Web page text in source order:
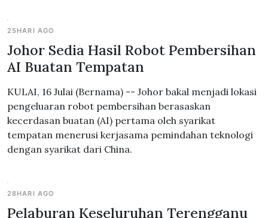
25HARI AGO
Johor Sedia Hasil Robot Pembersihan
AI Buatan Tempatan
KULAI, 16 Julai (Bernama) -- Johor bakal menjadi lokasi
pengeluaran robot pembersihan berasaskan
kecerdasan buatan (AI) pertama oleh syarikat
tempatan menerusi kerjasama pemindahan teknologi
dengan syarikat dari China.
28HARI AGO
Pelaburan Keseluruhan Terengganu